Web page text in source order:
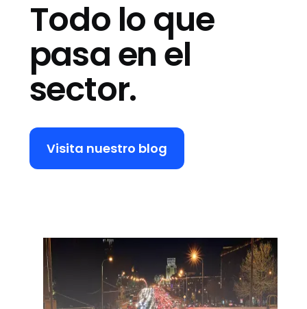
Todo lo que
pasa en el
sector.
Visita nuestro blog